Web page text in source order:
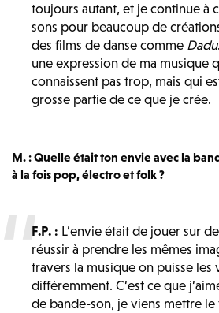
toujours autant, et je continue à
sons pour beaucoup de
des films de danse comme Dadu
une expression de ma musique
connaissent pas trop, mais qui
grosse partie de ce que je crée.
M. : Quelle était ton envie avec la
à la fois pop, électro et folk ?
F.P. : L’envie était de jouer sur
réussir à prendre les mêmes
travers la musique on puisse les
différemment. C’est ce que
de bande-son, je viens mettre